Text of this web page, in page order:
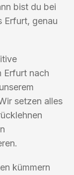
bist du bei
Erfurt, genau
Erfurt nach
setzen alles
kümmern